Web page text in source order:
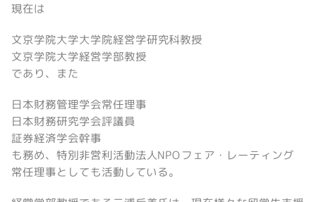
現在は
文京学院大学大学院経営学研究科教授
文京学院大学経営学部教授
であり、また
日本財務管理学会常任理事
日本財務研究学会評議員
証券経済学会幹事
も務め、特別非営利活動法人NPOフェア・レーティング
常任理事としても活動している。